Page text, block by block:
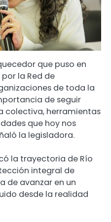
que puso en
la Red de
de toda la
de seguir
colectiva, herramientas
que hoy nos
la legisladora.
la trayectoria de Río
integral de
de avanzar en un
desde la realidad